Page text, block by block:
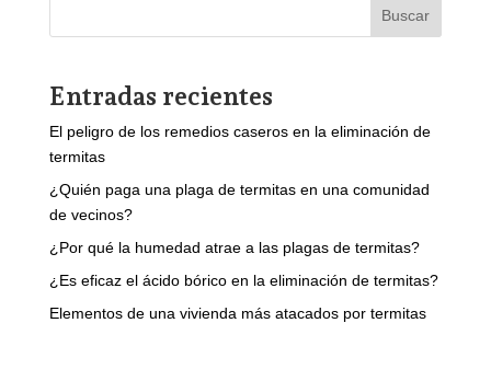
Buscar
Entradas recientes
El peligro de los remedios caseros en la eliminación de
termitas
¿Quién paga una plaga de termitas en una comunidad
de vecinos?
¿Por qué la humedad atrae a las plagas de termitas?
¿Es eficaz el ácido bórico en la eliminación de termitas?
Elementos de una vivienda más atacados por termitas